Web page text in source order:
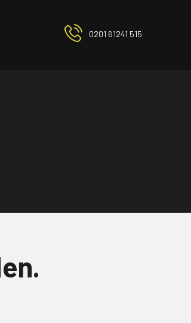
0201 61241 515